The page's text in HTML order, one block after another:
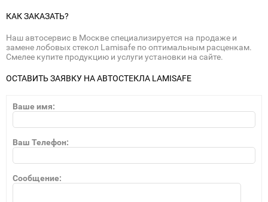
КАК ЗАКАЗАТЬ?
Наш автосервис в Москве специализируется на продаже и
замене лобовых стекол Lamisafe по оптимальным расценкам.
Смелее купите продукцию и услуги установки на сайте.
ОСТАВИТЬ ЗАЯВКУ НА АВТОСТЕКЛА LAMISAFE
Ваше имя:
Ваш Телефон:
Сообщение: